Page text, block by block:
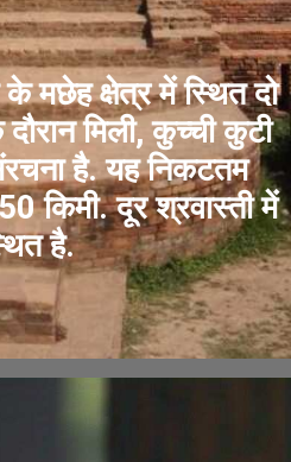
मछेह क्षेत्र में स्थित दो
मिली, कुच्ची कुटी
है. यह निकटतम
किमी. दूर श्रवास्ती में
है.